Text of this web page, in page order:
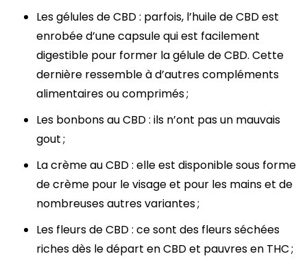
Les gélules de CBD : parfois, l’huile de CBD est
enrobée d’une capsule qui est facilement
digestible pour former la gélule de CBD. Cette
dernière ressemble à d’autres compléments
alimentaires ou comprimés ;
Les bonbons au CBD : ils n’ont pas un mauvais
gout ;
La crème au CBD : elle est disponible sous forme
de crème pour le visage et pour les mains et de
nombreuses autres variantes ;
Les fleurs de CBD : ce sont des fleurs séchées
riches dès le départ en CBD et pauvres en THC ;